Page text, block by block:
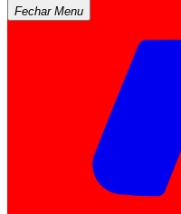
Fechar Menu